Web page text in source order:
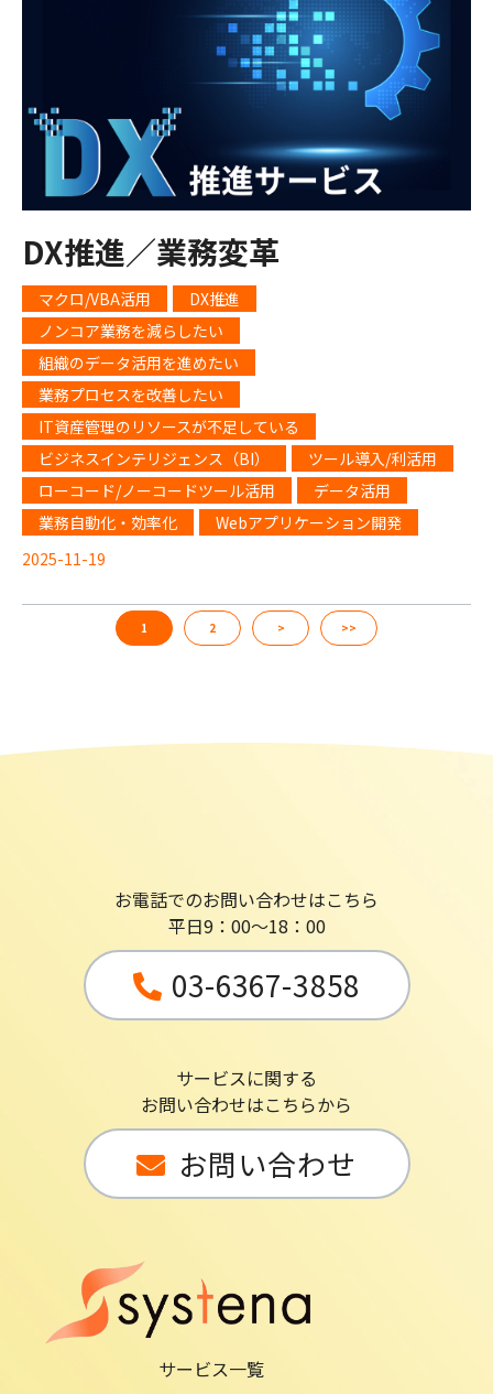
DX推進／業務変革
マクロ/VBA活用
DX推進
ノンコア業務を減らしたい
組織のデータ活用を進めたい
業務プロセスを改善したい
IT資産管理のリソースが不足している
ビジネスインテリジェンス（BI）
ツール導入/利活用
ローコード/ノーコードツール活用
データ活用
業務自動化・効率化
Webアプリケーション開発
2025-11-19
1 2 > >>
サービス一覧
お電話でのお問い合わせはこちら
平日9：00～18：00
03-6367-3858
サービスに関する
お問い合わせはこちらから
お問い合わせ